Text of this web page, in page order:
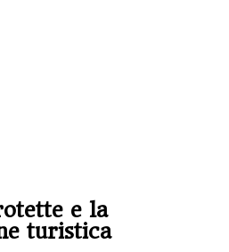
e la
turistica